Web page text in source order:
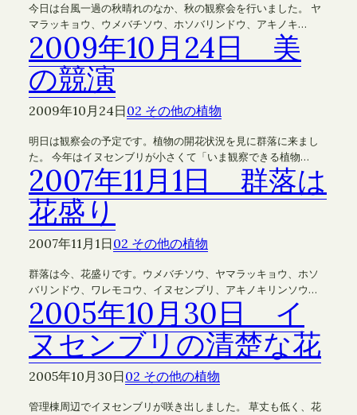
今日は台風一過の秋晴れのなか、秋の観察会を行いました。 ヤ
マラッキョウ、ウメバチソウ、ホソバリンドウ、アキノキ…
2009年10月24日 美
の競演
2009年10月24日02 その他の植物
明日は観察会の予定です。植物の開花状況を見に群落に来まし
た。 今年はイヌセンブリが小さくて「いま観察できる植物…
2007年11月1日 群落は
花盛り
2007年11月1日02 その他の植物
群落は今、花盛りです。ウメバチソウ、ヤマラッキョウ、ホソ
バリンドウ、ワレモコウ、イヌセンブリ、アキノキリンソウ…
2005年10月30日 イ
ヌセンブリの清楚な花
2005年10月30日02 その他の植物
管理棟周辺でイヌセンブリが咲き出しました。 草丈も低く、花